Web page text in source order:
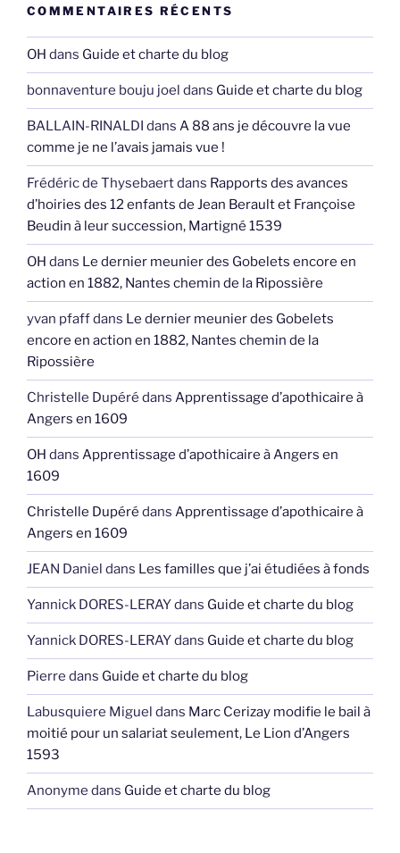
COMMENTAIRES RÉCENTS
OH dans Guide et charte du blog
bonnaventure bouju joel dans Guide et charte du blog
BALLAIN-RINALDI dans A 88 ans je découvre la vue
comme je ne l’avais jamais vue !
Frédéric de Thysebaertdans Rapports des avances
d’hoiries des 12 enfants de Jean Berault et Françoise
Beudin à leur succession, Martigné 1539
OH dans Le dernier meunier des Gobelets encore en
action en 1882, Nantes chemin de la Ripossière
yvan pfaffdans Le dernier meunier des Gobelets
encore en action en 1882, Nantes chemin de la
Ripossière
Christelle Dupéré dans Apprentissage d’apothicaire à
Angers en 1609
OH dans Apprentissage d’apothicaire à Angers en
1609
Christelle Dupéré dans Apprentissage d’apothicaire à
Angers en 1609
JEAN Daniel dans Les familles que j’ai étudiées à fonds
Yannick DORES-LERAYdans Guide et charte du blog
Yannick DORES-LERAYdans Guide et charte du blog
Pierre dans Guide et charte du blog
Labusquiere Miguel dans Marc Cerizay modifie le bail à
moitié pour un salariat seulement, Le Lion d’Angers
1593
Anonyme dans Guide et charte du blog